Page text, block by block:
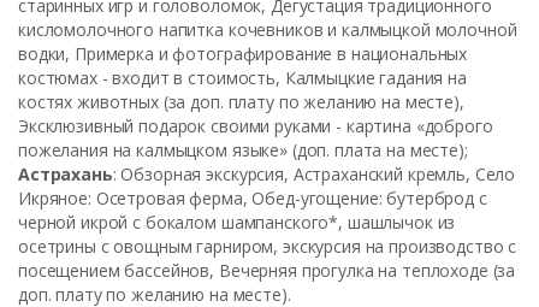
старинных игр и головоломок, Дегустация традиционного
кисломолочного напитка кочевников и калмыцкой молочной
водки, Примерка и фотографирование в национальных
костюмах - входит в стоимость, Калмыцкие гадания на
костях животных (за доп. плату по желанию на месте),
Эксклюзивный подарок своими руками - картина «доброго
пожелания на калмыцком языке» (доп. плата на месте);
Астрахань: Обзорная экскурсия, Астраханский кремль, Село
Икряное: Осетровая ферма, Обед-угощение: бутерброд с
черной икрой с бокалом шампанского*, шашлычок из
осетрины с овощным гарниром, экскурсия на производство с
посещением бассейнов, Вечерняя прогулка на теплоходе (за
доп. плату по желанию на месте).